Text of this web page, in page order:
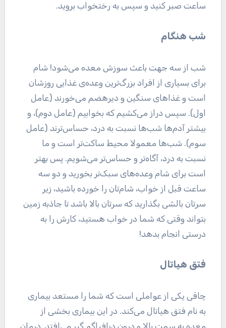
ساعت صبر کنید و سپس به رختخواب بروید.
شب هنگام
شب از سه جهت باعث سوزش معده می‌شود! شام
برای بسیاری از افراد بزرگ‌ترین وعده‌ی غذایی روزشان
است و غذا‌های سنگین و دیرهضم می‌خورند (عامل
اول). سپس دراز می‌کشیم که بخوابیم (عامل دوم)، و
بیشتر آدم‌ها شب‌ها نسبت به درد، حساس‌ترند (عامل
سوم). شب‌ها معمولا محیط ساکت‌تر است و ما
نسبت به درد، آگاه‌تر و حساس‌تر می‌شویم. پس بهتر
است برای شام وعده‌های سبک‌تر بخورید و دو سه
ساعت قبل از خواب، شام‌تان را خورده باشید، زیر
سرتان بالشی بگذارید که سرتان بالا باشد تا جاذبه زمین
بتواند وقتی که شما در خواب هستید، کارش را به
درستی انجام بدهد!
فتق هیاتال
چاقی یکی از عواملی است که شما را مستعد بیماری
به نام فتق هیاتال می‌کند. در این بیماری بخشی از